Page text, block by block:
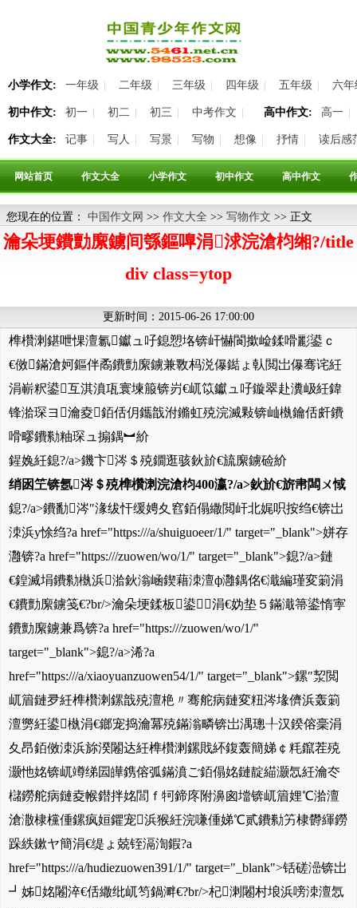
小学作文: 一年级 二年级 三年级 四年级 五年级 六年
初中作文: 初一 初二 初三 中考作文 高中作文: 高一
作文大全: 记事 写人 写景 写物 想像 抒情 读后感
网站首页 作文大全 小学作文 初中作文 高中作文
您现在的位置： 中国作文网 >> 作文大全 >> 写物作文 >> 正文
瀹朵埂鐨勯緳鐪间綔鏂嘷涓浗浣滄枃缃?/title
div class=ytop
更新时间：2015-06-26 17:00:00
榫欑溂鍖呭惈澶氱钀ュ吇鎴愬垎锛屽懗閬撳崄鍒嗗彲鍙ｃ
€傚鏋滄妸鏂伴矞鐨勯緳鐪兼斁杩涚儤鐑ょ倝閲岀儤骞诧紝
涓嶄粎鍙互淇濆瓨寰堜箙锛岃€屼笖钀ュ吇鏇翠赴瀵岋紝鍏
锋湁琛ヨ瀹夌銆佸仴鑴戠泭鏅虹殑浣滅敤锛屾槸鑰佸皯鐨
嗗疁鐨勬粙琛ュ搧鍝︼紒
鍟婏紝鎴?/a>鐖卞涔＄殑鐗逛骇鈥斺€旈緳鐪硷紒
绡囦笁锛氬涔＄殑榫欑溂浣滄枃400瀛?/a>鈥斺€旂帇闆ㄨ惐
鎴?/a>鐨勫涔″湪绂忓缓娉夊窞銆傝繖閲屽北娓呮按绉€锛岀
洓浜у悇绉?a href="https:///a/shuiguoeer/1/" target="_blank">姘存
灉锛?a href="https:///zuowen/wo/1/" target="_blank">鎴?/a>鏈
€鍠滅埍鐨勬槸浜湁鈥滃崡鍥藉洓澶ф灉鍝佲€濈編瑾変箣涓
€鐨勯緳鐪笺€?br/>瀹朵埂鍒板鍙涓€妫垫５鏋濈箒鍙惰寕
鐨勯緳鐪兼爲锛?a href="https:///zuowen/wo/1/"
target="_blank">鎴?/a>浠?a
href="https:///a/xiaoyuanzuowen54/1/" target="_blank">鏍″洯閲
屼篃鏈夛紝榫欑溂鏍戠殑澶栬〃骞舵病鏈変粈涔堟儕浜轰箣
澶勶紝鍙槸涓€鎯宠捣瀹冪殑鏋滃疄锛岀湡璁╀汉鍨傛稁涓
夊昂銆傚洓浜旀湀闂达紝榫欑溂鏍戝紑鍑轰簡娣￠粍鑹茬殑
灏忚姳锛屼竴绨囩皣鎸傛弧鏋濆ご銆傝姳鏈靛緢灏忥紝瀹冭
櫧鐒舵病鏈夌帿鐟拌姳閭ｆ牱鍗庝附濞囪壋锛屼篃娌℃湁澶
滄潵棣欓偅鏍疯姮鑺宠浜猴紝浣嗛偅娣℃贰鐨勬竻棣欎緷鐒
跺紩鏉ヤ簡涓€缇ょ兢铚滆渹鍜?a
href="https:///a/hudiezuowen391/1/" target="_blank">铦磋澏锛岀
┛姊姳闂淬€佸繖纰屼笉鍋溿€?br/>杞溂闂村埌浜嗙洓澶忥